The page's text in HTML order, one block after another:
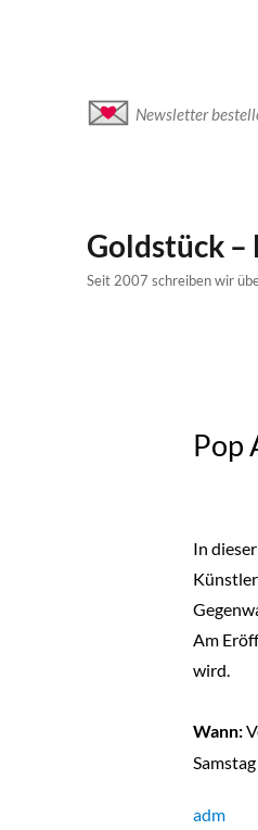
Newsletter
Goldstück –
Seit 2007 schreiben wir
Pop
In
Am
wird.
Wann:
adm